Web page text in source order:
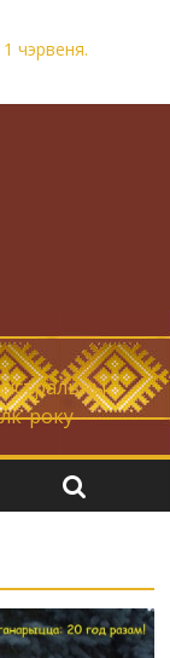
чэрвеня.
нараджаецца
року